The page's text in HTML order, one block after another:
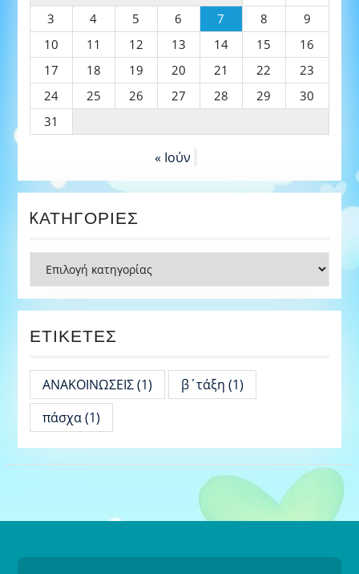
3
4 5 6 7 8
9
10
11 12 13 14 15
16
17
18 19 20 21 22
23
24
25 26 27 28 29
30
31
« Ιούν
KΑΤΗΓΟΡΊΕΣ
Kατηγορίες
ΕΤΙΚΈΤΕΣ
ΑΝΑΚΟΙΝΩΣΕΙΣ(1) β΄τάξη (1)
πάσχα(1)